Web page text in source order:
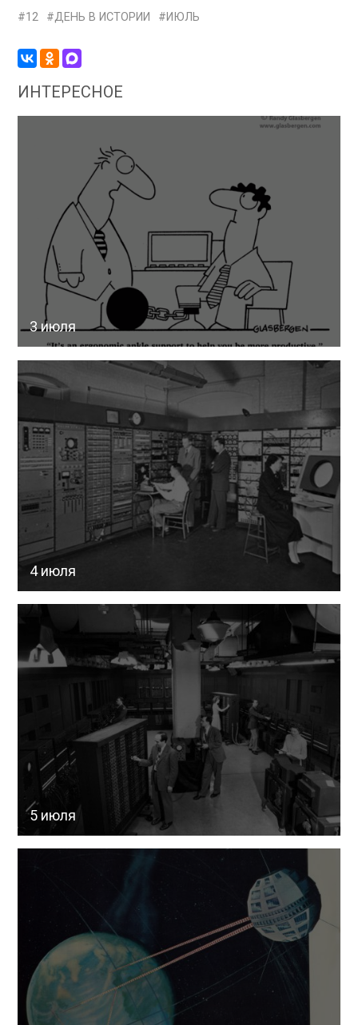
12 ДЕНЬ В ИСТОРИИ ИЮЛЬ
ИНТЕРЕСНОЕ
3 июля
4 июля
5 июля